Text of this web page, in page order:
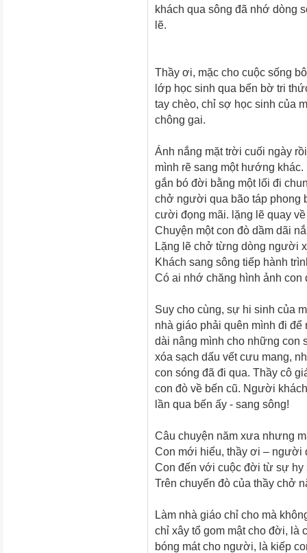
khách qua sông đã nhớ dòng
lẽ.
Thầy ơi, mặc cho cuộc sống
lớp học sinh qua bến bờ tri
tay chèo, chỉ sợ học sinh của
chông gai.
Ánh nắng mặt trời cuối ngày
mình rẽ sang một hướng
gắn bó đời bằng một lối đi
chở người qua bão táp phong
cười đọng mãi. lặng lẽ quay
Chuyện một con đò dầm dãi
Lặng lẽ chở từng dòng người
Khách sang sông tiếp hành
Có ai nhớ chăng hình ảnh con
Suy cho cùng, sự hi sinh của
nhà giáo phải quên mình đi
dài nâng mình cho những con
xóa sạch dấu vết cưu mang,
con sóng đã đi qua. Thầy cô
con đò về bến cũ. Người
lần qua bến ấy - sang sông!
Câu chuyện năm xưa nhưng
Con mới hiểu, thầy ơi – người
Con đến với cuộc đời từ sự hy
Trên chuyến đò của thầy chở
Làm nhà giáo chỉ cho mà
chỉ xây tổ gom mật cho đời, là
bóng mát cho người, là kiếp